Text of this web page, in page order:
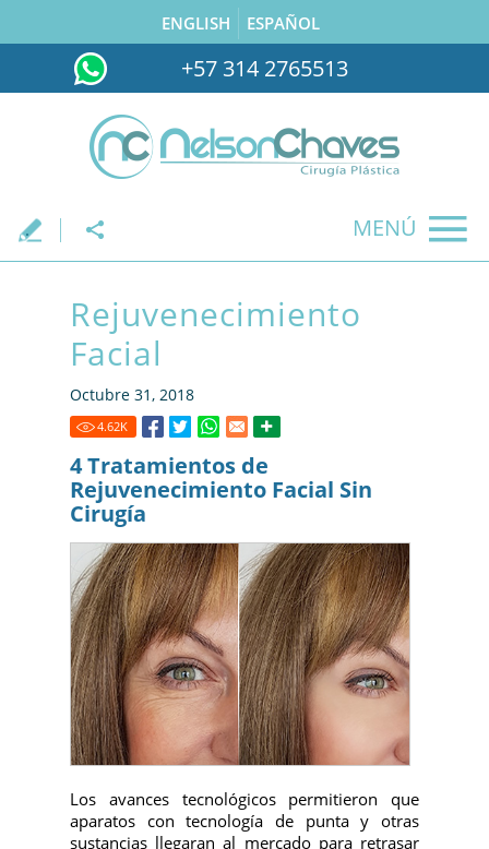
ENGLISH ESPAÑOL
+57 314 2765513
. MENÚ
Rejuvenecimiento
Facial
Octubre 31, 2018
4.62K
4 Tratamientos de
Rejuvenecimiento Facial Sin
Cirugía
Los avances tecnológicos permitieron que
aparatos con tecnología de punta y otras
sustancias llegaran al mercado para retrasar